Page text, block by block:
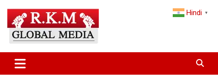
content
Latest Hindi News & Breaking
News – RKM Global Media
and the World
Hindi ▼